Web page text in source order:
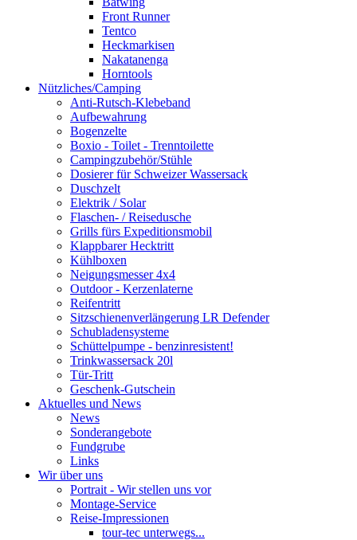
Front Runner
Tentco
Heckmarkisen
Nakatanenga
Horntools
Nützliches/Camping
Anti-Rutsch-Klebeband
Aufbewahrung
Bogenzelte
Boxio - Toilet - Trenntoilette
Campingzubehör/Stühle
Dosierer für Schweizer Wassersack
Duschzelt
Elektrik / Solar
Flaschen- / Reisedusche
Grills fürs Expeditionsmobil
Klappbarer Hecktritt
Kühlboxen
Neigungsmesser 4x4
Outdoor - Kerzenlaterne
Reifentritt
Sitzschienenverlängerung LR Defender
Schubladensysteme
Schüttelpumpe - benzinresistent!
Trinkwassersack 20l
Tür-Tritt
Geschenk-Gutschein
Aktuelles und News
News
Sonderangebote
Fundgrube
Links
Wir über uns
Portrait - Wir stellen uns vor
Montage-Service
Reise-Impressionen
tour-tec unterwegs...